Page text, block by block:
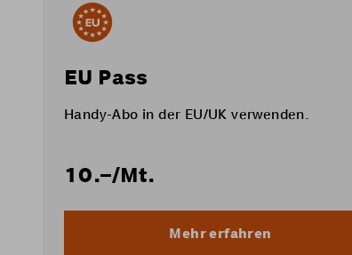
EU Pass
Handy-Abo in der EU/UK verwenden.
10.–/Mt.
Mehr erfahren